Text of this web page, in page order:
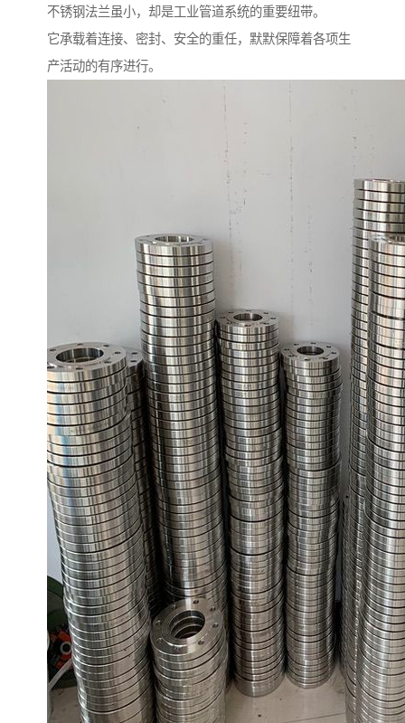
不锈钢法兰虽小，却是工业管道系统的重要纽带。
它承载着连接、密封、安全的重任，默默保障着各项生
产活动的有序进行。